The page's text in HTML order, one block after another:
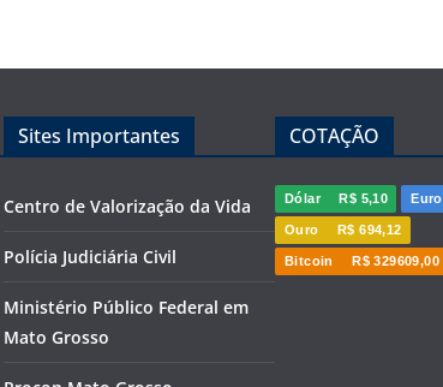
Sites Importantes
Centro de Valorização da Vida
Polícia Judiciária Civil
Ministério Público Federal em
Mato Grosso
COTAÇÃO
Dólar R$ 5,10 Euro
Ouro R$ 694,12
Bitcoin R$ 329609,00